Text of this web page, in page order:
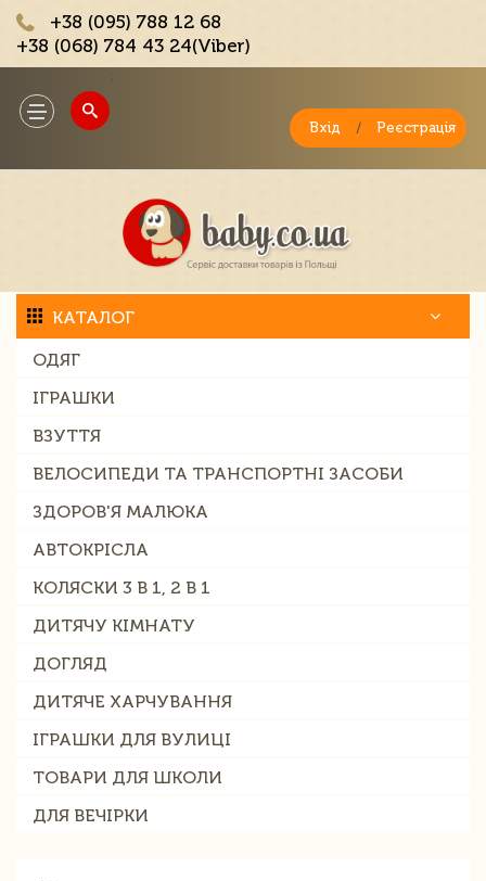
+38 (095) 788 12 68
+38 (068) 784 43 24(Viber)
Toggle
navigation
Вхід / Реєстрація
КАТАЛОГ
ОДЯГ
ІГРАШКИ
ВЗУТТЯ
ВЕЛОСИПЕДИ ТА ТРАНСПОРТНІ ЗАСОБИ
ЗДОРОВ'Я МАЛЮКА
АВТОКРІСЛА
КОЛЯСКИ 3 В 1, 2 В 1
ДИТЯЧУ КІМНАТУ
ДОГЛЯД
ДИТЯЧЕ ХАРЧУВАННЯ
ІГРАШКИ ДЛЯ ВУЛИЦІ
ТОВАРИ ДЛЯ ШКОЛИ
ДЛЯ ВЕЧІРКИ